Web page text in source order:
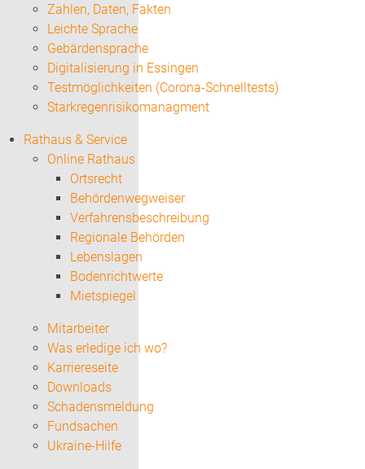
Zahlen, Daten, Fakten
Leichte Sprache
Gebärdensprache
Digitalisierung in Essingen
Testmöglichkeiten (Corona-Schnelltests)
Starkregenrisikomanagment
Rathaus & Service
Online Rathaus
Ortsrecht
Behördenwegweiser
Verfahrensbeschreibung
Regionale Behörden
Lebenslagen
Bodenrichtwerte
Mietspiegel
Mitarbeiter
Was erledige ich wo?
Karriereseite
Downloads
Schadensmeldung
Fundsachen
Ukraine-Hilfe